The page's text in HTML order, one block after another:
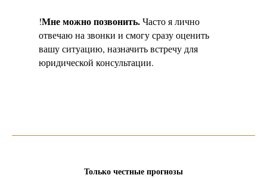
!Мне можно позвонить.Часто я лично
отвечаю на звонки и смогу сразу оценить
вашу ситуацию, назначить встречу для
юридической консультации.
Только честные прогнозы